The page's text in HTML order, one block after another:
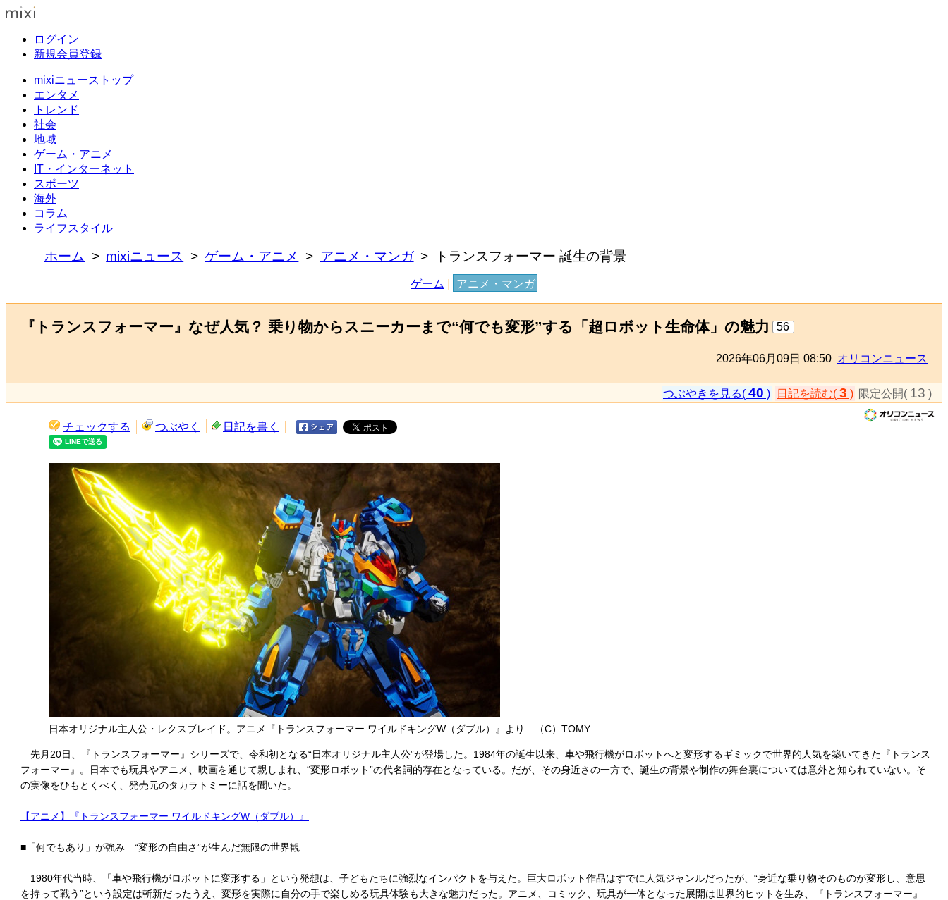
ログイン
新規会員登録
mixiニューストップ
エンタメ
トレンド
社会
地域
ゲーム・アニメ
IT・インターネット
スポーツ
海外
コラム
ライフスタイル
ホーム mixiニュース ゲーム・アニメ アニメ・マンガ トランスフォーマー 誕生の背景
ゲーム アニメ・マンガ
『トランスフォーマー』なぜ人気？ 乗り物からスニーカーまで“何でも変形”する「超ロボット生命体」の魅力 56
2026年06月09日 08:50 オリコンニュース
つぶやきを見る( 40 ) 日記を読む( 3 ) 限定公開( 13 )
チェックする つぶやく 日記を書く
日本オリジナル主人公・レクスブレイド。アニメ『トランスフォーマー ワイルドキングW（ダブル）』より （C）TOMY
先月20日、『トランスフォーマー』シリーズで、令和初となる“日本オリジナル主人公”が登場した。1984年の誕生以来、車や飛行機がロボットへと変形するギミックで世界的人気を築いてきた『トランス
フォーマー』。日本でも玩具やアニメ、映画を通じて親しまれ、“変形ロボット”の代名詞的存在となっている。だが、その身近さの一方で、誕生の背景や制作の舞台裏については意外と知られていない。そ
の実像をひもとくべく、発売元のタカラトミーに話を聞いた。
【アニメ】『トランスフォーマー ワイルドキングW（ダブル）』
■「何でもあり」が強み “変形の自由さ”が生んだ無限の世界観
1980年代当時、「車や飛行機がロボットに変形する」という発想は、子どもたちに強烈なインパクトを与えた。巨大ロボット作品はすでに人気ジャンルだったが、“身近な乗り物そのものが変形し、意思
を持って戦う”という設定は斬新だったうえ、変形を実際に自分の手で楽しめる玩具体験も大きな魅力だった。アニメ、コミック、玩具が一体となった展開は世界的ヒットを生み、『トランスフォーマー』